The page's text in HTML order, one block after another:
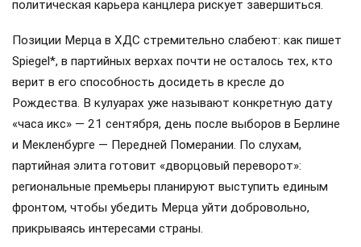
политическая карьера канцлера рискует завершиться.
Позиции Мерца в ХДС стремительно слабеют: как пишет
Spiegel*, в партийных верхах почти не осталось тех, кто
верит в его способность досидеть в кресле до
Рождества. В кулуарах уже называют конкретную дату
«часа икс» — 21 сентября, день после выборов в Берлине
и Мекленбурге — Передней Померании. По слухам,
партийная элита готовит «дворцовый переворот»:
региональные премьеры планируют выступить единым
фронтом, чтобы убедить Мерца уйти добровольно,
прикрываясь интересами страны.